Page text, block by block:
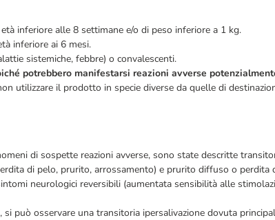
inferiore alle 8 settimane e/o di peso inferiore a 1 kg.
inferiore ai 6 mesi.
sistemiche, febbre) o convalescenti.
potrebbero manifestarsi reazioni avverse
utilizzare il prodotto in specie diverse da quelle di
di sospette reazioni avverse, sono state descritte
di pelo, prurito, arrossamento) e prurito diffuso o perdita
neurologici reversibili (aumentata sensibilità alle
può osservare una transitoria ipersalivazione dovuta